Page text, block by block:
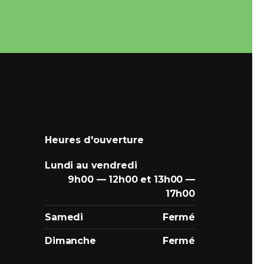
Heures d'ouverture
Lundi au vendredi
9h00 — 12h00 et 13h00 —
17h00
Samedi Fermé
Dimanche Fermé